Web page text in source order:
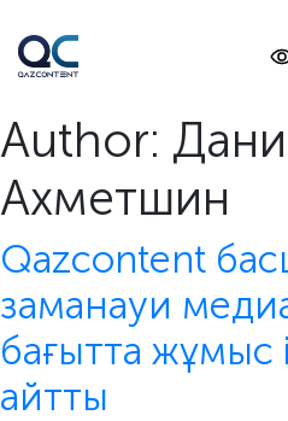
Author:
Ахметшин
Qazcontent
заманауи
бағытта жұмыс
айтты